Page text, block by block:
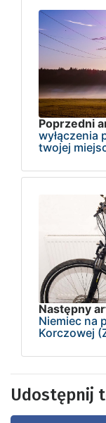
Poprzedni
wyłączenia
twojej
Następny
Niemiec na
Korczowej
Udostępnij